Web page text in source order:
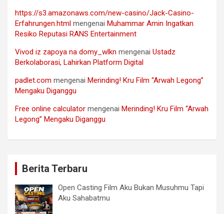
https://s3.amazonaws.com/new-casino/Jack-Casino-
Erfahrungen.html mengenai Muhammar Amin Ingatkan
Resiko Reputasi RANS Entertainment
Vivod iz zapoya na domy_wlkn mengenai Ustadz
Berkolaborasi, Lahirkan Platform Digital
padlet.com mengenai Merinding! Kru Film “Arwah Legong”
Mengaku Diganggu
Free online calculator mengenai Merinding! Kru Film “Arwah
Legong” Mengaku Diganggu
Berita Terbaru
Open Casting Film Aku Bukan Musuhmu Tapi
Aku Sahabatmu